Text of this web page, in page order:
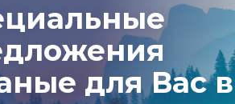
для Вас в